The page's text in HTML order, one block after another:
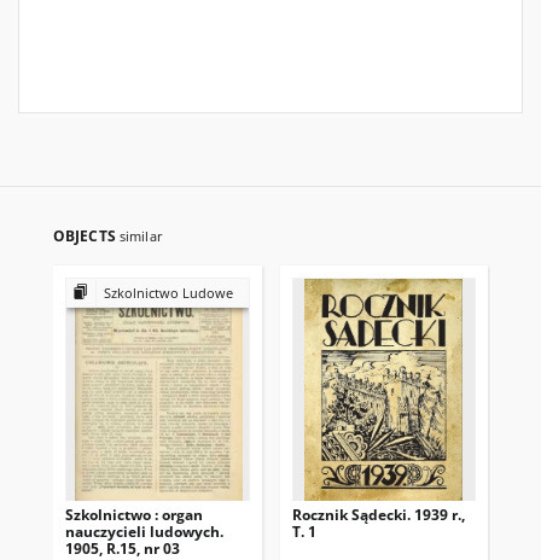
OBJECTS similar
Szkolnictwo Ludowe
Szkolnictwo : organ
nauczycieli ludowych.
1905, R.15, nr 03
Rocznik Sądecki. 1939 r.,
T. 1